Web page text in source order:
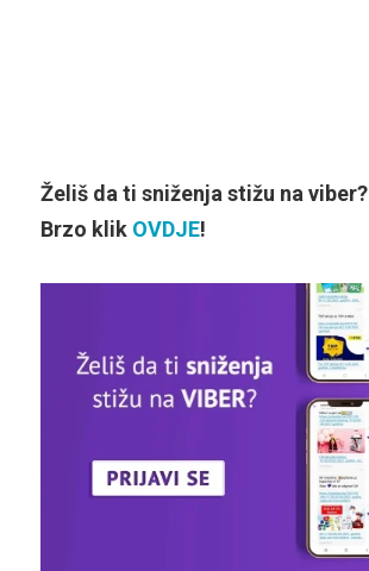
Želiš da ti sniženja stižu na viber?
Brzo klik OVDJE!